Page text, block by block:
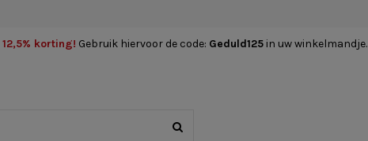
12,5% korting! Gebruik hiervoor de code: Geduld125 in uw winkelmandje.